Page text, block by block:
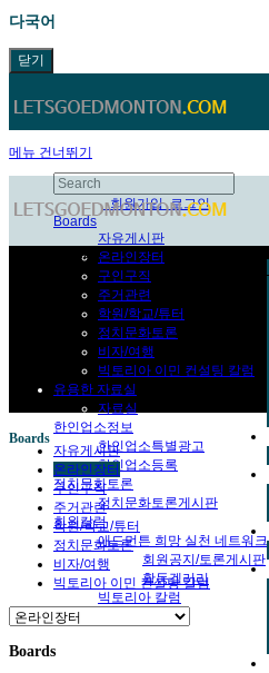
다국어
닫기
한국어 회원가입로그인
Boards
자유게시판
온라인장터
구인구직
주거관련
학원/학교/튜터
정치문화토론
비자/여행
빅토리아 이민 컨설팅 칼럼
유용한 자료실
자료실
한인업소정보
한인업소특별광고
한인업소등록
정치문화토론
정치문화토론게시판
회원칼럼
애드먼튼 희망 실천 네트워크
회원공지/토론게시판
활동겔러리
빅토리아 칼럼
처음페이지
메뉴 건너뛰기
Sub Promotion
Boards
자유게시판
온라인장터
구인구직
주거관련
학원/학교/튜터
정치문화토론
비자/여행
빅토리아 이민 컨설팅 칼럼
Boards